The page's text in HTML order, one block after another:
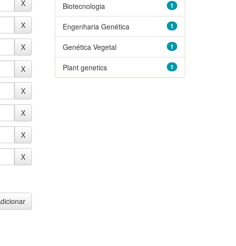
1
Biotecnologia
1
Engenharia Genética
1
Genética Vegetal
1
Plant genetics